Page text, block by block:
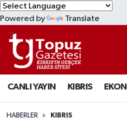
Powered by Translate
CANLI YAYIN KIBRIS
HABERLER KIBRIS
KIBRIS
DÜNYA
EKONOMİ
MAGAZİN
Lefkoşa Nöbetçi
Lefkoşa Hava Durumu
Lefkoşa Trafik Yoğunluk
Süper Lig Puan Durumu